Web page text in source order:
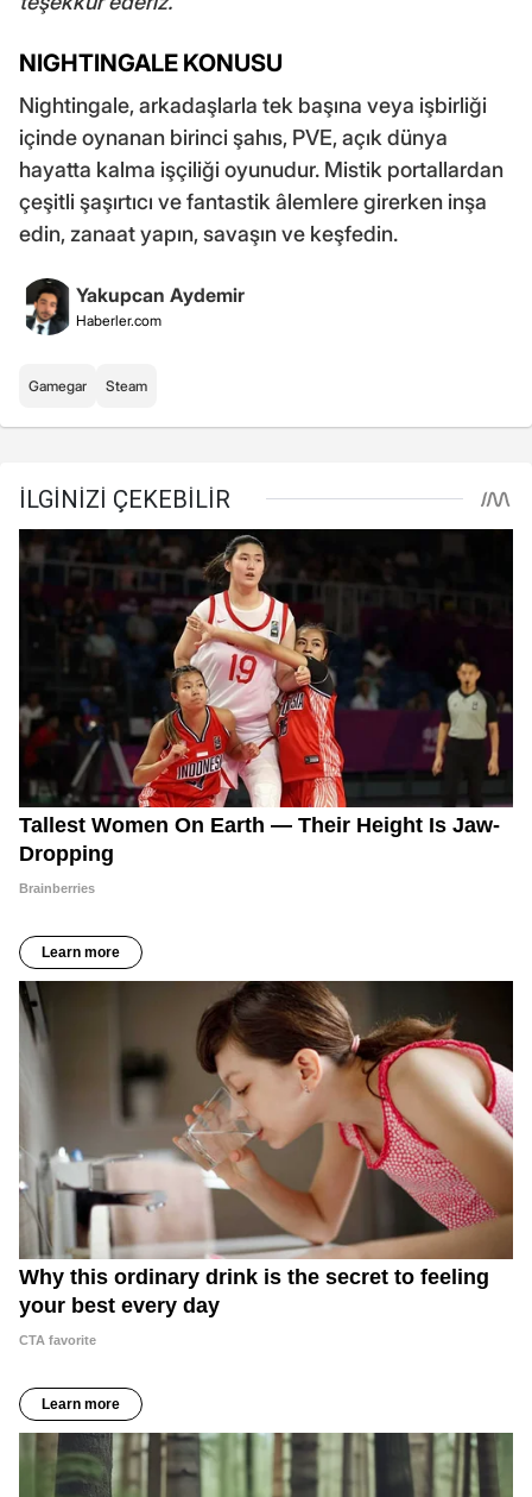
NIGHTINGALE KONUSU
Nightingale, arkadaşlarla tek başına veya işbirliği
içinde oynanan birinci şahıs, PVE, açık dünya
hayatta kalma işçiliği oyunudur. Mistik portallardan
çeşitli şaşırtıcı ve fantastik âlemlere girerken inşa
edin, zanaat yapın, savaşın ve keşfedin.
Yakupcan Aydemir
Haberler.com
Gamegar Steam